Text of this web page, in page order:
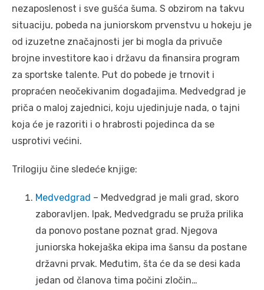
nezaposlenost i sve gušća šuma. S obzirom na takvu
situaciju, pobeda na juniorskom prvenstvu u hokeju je
od izuzetne značajnosti jer bi mogla da privuče
brojne investitore kao i državu da finansira program
za sportske talente. Put do pobede je trnovit i
propraćen neočekivanim događajima. Medvedgrad je
priča o maloj zajednici, koju ujedinjuje nada, o tajni
koja će je razoriti i o hrabrosti pojedinca da se
usprotivi većini.
Trilogiju čine sledeće knjige:
Medvedgrad – Medvedgrad je mali grad, skoro
zaboravljen. Ipak, Medvedgradu se pruža prilika
da ponovo postane poznat grad. Njegova
juniorska hokejaška ekipa ima šansu da postane
državni prvak. Međutim, šta će da se desi kada
jedan od članova tima počini zločin…